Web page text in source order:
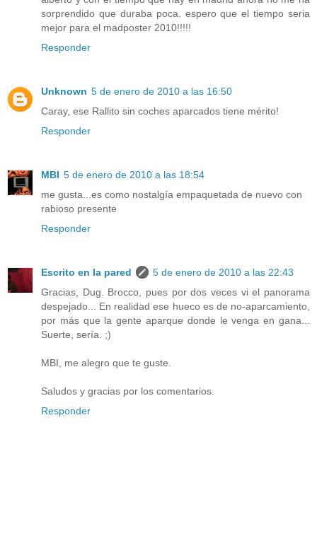
sorprendido que duraba poca. espero que el tiempo seria
mejor para el madposter 2010!!!!!
Responder
Unknown 5 de enero de 2010 a las 16:50
Caray, ese Rallito sin coches aparcados tiene mérito!
Responder
MBI 5 de enero de 2010 a las 18:54
me gusta...es como nostalgía empaquetada de nuevo con
rabioso presente
Responder
Escrito en la pared
5 de enero de 2010 a las 22:43
Gracias, Dug. Brocco, pues por dos veces vi el panorama
despejado... En realidad ese hueco es de no-aparcamiento,
por más que la gente aparque donde le venga en gana...
Suerte, sería. ;)
MBI, me alegro que te guste.
Saludos y gracias por los comentarios.
Responder